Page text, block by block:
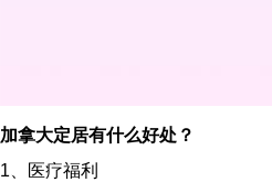
加拿大定居有什么好处？
1、医疗福利